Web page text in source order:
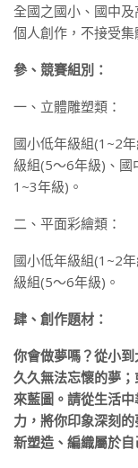
全國之國小、國中
個人創作，不接受集
參、競賽組別：
一、立體雕塑類：
國小低年級組(1~2
級組(5～6年級)、國
1~3年級)。
二、平面彩繪類：
國小低年級組(1~2
級組(5～6年級)。
肆、創作題材：
你會做夢嗎？從小
久久無法忘懷的夢
來藍圖。請從生活
力，將你印象深刻
新塑造、編織屬於